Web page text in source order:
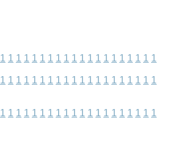
1 1 1 1 1 1 1 1 1 1 1 1 1 1 1 1 1 1 1 1
1 1 1 1 1 1 1 1 1 1 1 1 1 1 1 1 1 1 1 1
1 1 1 1 1 1 1 1 1 1 1 1 1 1 1 1 1 1 1 1